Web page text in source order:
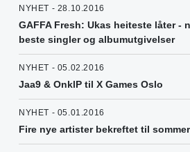
NYHET - 28.10.2016
GAFFA Fresh: Ukas heiteste låter -
beste singler og albumutgivelser
NYHET - 05.02.2016
Jaa9 & OnklP til X Games Oslo
NYHET - 05.01.2016
Fire nye artister bekreftet til